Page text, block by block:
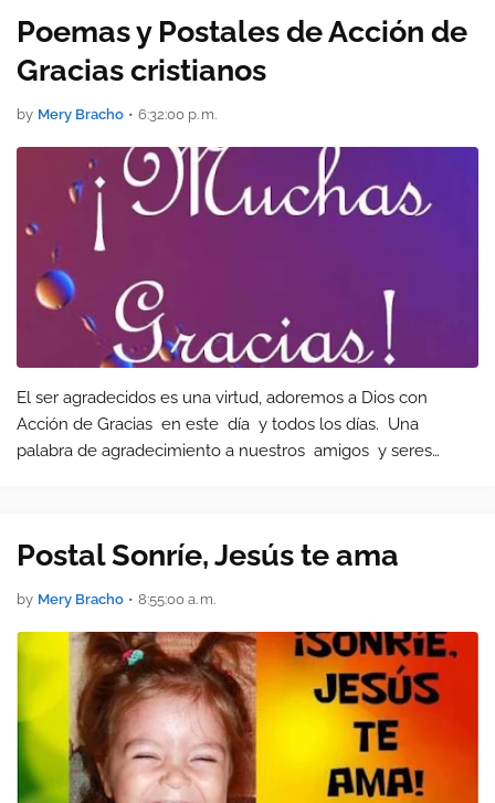
Poemas y Postales de Acción de
Gracias cristianos
by Mery Bracho • 6:32:00 p. m.
El ser agradecidos es una virtud, adoremos a Dios con
Acción de Gracias en este día y todos los días. Una
palabra de agradecimiento a nuestros amigos y seres
Postal Sonríe, Jesús te ama
by Mery Bracho • 8:55:00 a. m.